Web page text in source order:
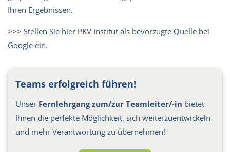
Ihren Ergebnissen.
>>> Stellen Sie hier PKV Institut als bevorzugte Quelle bei
Google ein.
Teams erfolgreich führen!
Unser Fernlehrgang zum/zur Teamleiter/-in bietet
Ihnen die perfekte Möglichkeit, sich weiterzuentwickeln
und mehr Verantwortung zu übernehmen!